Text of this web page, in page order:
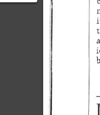
to